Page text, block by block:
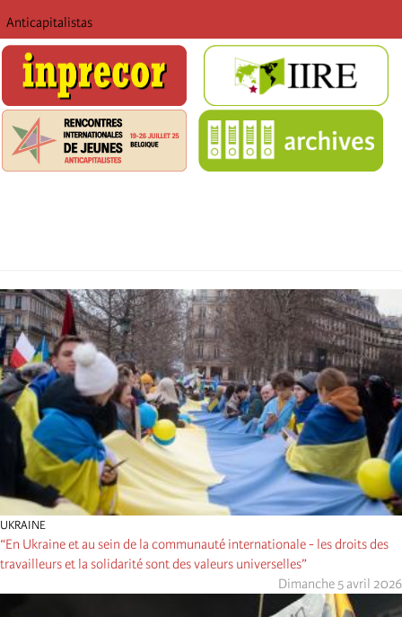
Anticapitalistas
UKRAINE
“En Ukraine et au sein de la communauté internationale - les droits des
travailleurs et la solidarité sont des valeurs universelles”
Dimanche 5 avril 2026